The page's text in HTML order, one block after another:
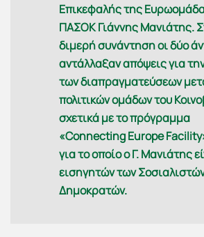
Επικεφαλής της
ΠΑΣΟΚ Γιάννης Μανιάτης.
διμερή συνάντηση οι δύο
αντάλλαξαν απόψεις για
των διαπραγματεύσεων
πολιτικών ομάδων του
σχετικά με το πρόγραμμα
«Connecting Europe
για το οποίο ο Γ. Μανιάτης
εισηγητών των
Δημοκρατών.